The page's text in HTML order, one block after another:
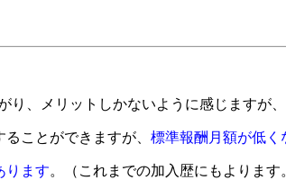
、メリットしかないように感じますが、
ることができますが、 標準報酬月額が低く
ります。（これまでの加入歴にもよります